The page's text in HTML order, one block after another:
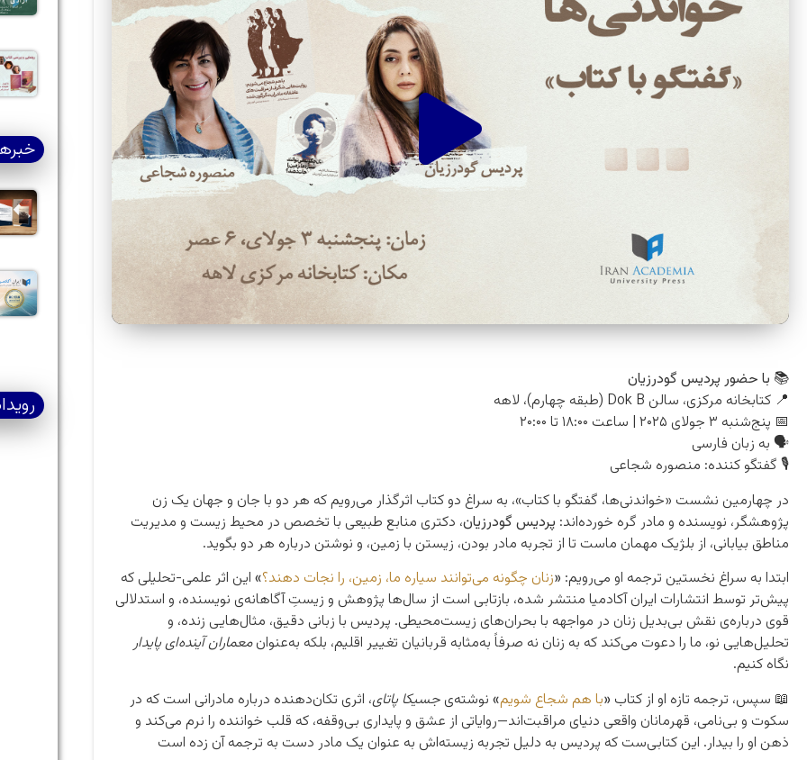
📚 با حضور پردیس گودرزیان
📍 کتابخانه مرکزی، سالن Dok B (طبقه چهارم)، لاهه
📅 پنج‌شنبه ۳ جولای ۲۰۲۵ | ساعت ۱۸:۰۰ تا ۲۰:۰۰
🗣 به زبان فارسی
🎙 گفتگو کننده: منصوره شجاعی
در چهارمین نشست «خواندنی‌ها، گفتگو با کتاب»، به سراغ دو کتاب اثرگذار می‌رویم که هر دو با جان و جهان یک زن
پژوهشگر، نویسنده و مادر گره خورده‌اند: پردیس گودرزیان، دکتری منابع طبیعی با تخصص در محیط زیست و مدیریت
مناطق بیابانی، از بلژیک مهمان ماست تا از تجربه مادر بودن، زیستن با زمین، و نوشتن درباره هر دو بگوید.
ابتدا به سراغ نخستین ترجمه او می‌رویم: «زنان چگونه می‌توانند سیاره ما، زمین، را نجات دهند؟» این اثر علمی-تحلیلی که
پیش‌تر توسط انتشارات ایران آکادمیا منتشر شده، بازتابی است از سال‌ها پژوهش و زیستِ آگاهانه‌ی نویسنده، و استدلالی
قوی درباره‌ی نقش بی‌بدیل زنان در مواجهه با بحران‌های زیست‌محیطی. پردیس با زبانی دقیق، مثال‌هایی زنده، و
تحلیل‌هایی نو، ما را دعوت می‌کند که به زنان نه صرفاً به‌مثابه قربانیان تغییر اقلیم، بلکه به‌عنوانمعماران آینده‌ای پایدار
نگاه کنیم.
📖 سپس، ترجمه تازه‌ او از کتاب «با هم شجاع شویم» نوشته‌یجسیکا پاتای، اثری تکان‌دهنده درباره مادرانی است که در
سکوت و بی‌نامی، قهرمانان واقعی دنیای مراقبت‌اند—روایاتی از عشق و پایداری بی‌وقفه، که قلب خواننده را نرم می‌کند و
ذهن او را بیدار. این کتابی‌ست که پردیس به دلیل تجربه زیسته‌اش به عنوان یک مادر دست به ترجمه آن زده است